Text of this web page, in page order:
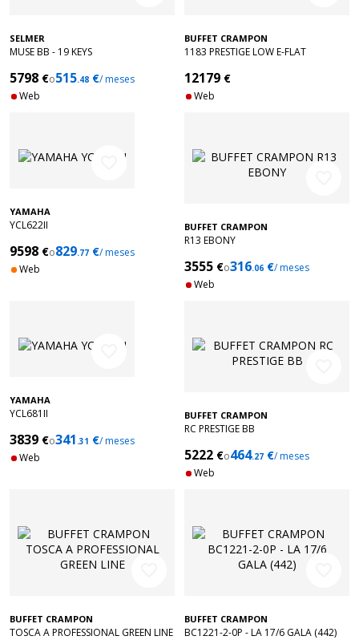
SELMER
MUSE BB - 19 KEYS
5798 €o515.48 €/ meses
Web
BUFFET CRAMPON
1183 PRESTIGE LOW E-FLAT
12179 €
Web
YAMAHA
YCL622II
9598 €o829.77 €/ meses
Web
BUFFET CRAMPON
R13 EBONY
3555 €o316.06 €/ meses
Web
YAMAHA
YCL681II
3839 €o341 .31 €/ meses
Web
BUFFET CRAMPON
RC PRESTIGE BB
5222 €o464.27 €/ meses
Web
BUFFET CRAMPON
TOSCA A PROFESSIONAL GREEN LINE
BUFFET CRAMPON
BC1221-2-0P - LA 17/6 GALA (442)